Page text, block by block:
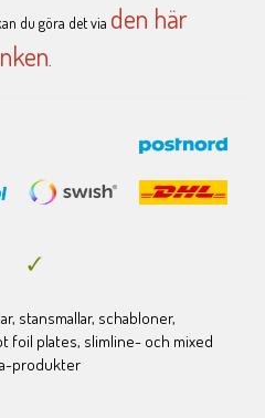
du göra det via den här
.
stansmallar, schabloner,
foil plates, slimline- och mixed
produkter